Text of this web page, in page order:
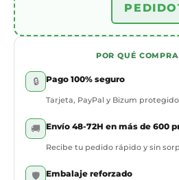
POR QUÉ
🔒 Pago 100% seguro
Tarjeta, PayPal y Bizum
🚚 Envío 48-72H en más de 600
Recibe tu pedido rápido y sin
🛡️ Embalaje reforzado